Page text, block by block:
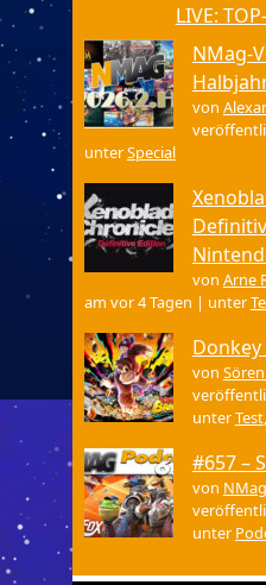
LIVE:
NMag-
von
unterSpecial
von Arne
am vor 4 Tagen | unter
Donkey
von
unterTest,
#657 –
von
unter